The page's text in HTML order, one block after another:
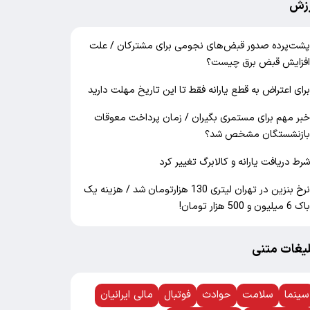
پشت‌پرده صدور قبض‌های نجومی برای مشترکان / علت
افزایش قبض برق چیست؟
برای اعتراض به قطع یارانه فقط تا این تاریخ مهلت دارید
خبر مهم برای مستمری بگیران / زمان پرداخت معوقات
بازنشستگان مشخص شد؟
شرط دریافت یارانه و کالابرگ تغییر کرد
نرخ بنزین در تهران لیتری 130 هزارتومان شد / هزینه یک
باک 6 میلیون و 500 هزار تومان!
متنی
سینما سلامت حوادث فوتبال مالی ایرانیان